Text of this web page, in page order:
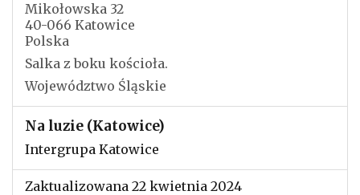
Mikołowska 32
40-066 Katowice
Polska
Salka z boku kościoła.
Województwo Śląskie
Na luzie (Katowice)
Intergrupa Katowice
Zaktualizowana 22 kwietnia 2024